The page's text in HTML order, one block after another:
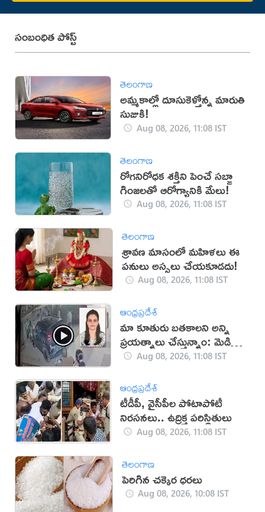
సంబంధిత పోస్ట్
తెలంగాణ
అమ్మకాల్లో దూసుకెళ్తోన్న మారుతి
సుజుకి!
Aug 08, 2026, 11:08 IST
తెలంగాణ
రోగనిరోధక శక్తిని పెంచే సబ్జా
గింజలతో ఆరోగ్యానికి మేలు!
Aug 08, 2026, 11:08 IST
తెలంగాణ
శ్రావణ మాసంలో మహిళలు ఈ
పనులు అస్సలు చేయకూడదు!
Aug 08, 2026, 11:08 IST
ఆంధ్రప్రదేశ్
మా కూతురు బతకాలని అన్ని
ప్రయత్నాలు చేస్తున్నాం: మెడికో
ప్రియాంక తండ్రి
Aug 08, 2026, 11:08 IST
ఆంధ్రప్రదేశ్
టీడీపీ, వైసీపీల పోటాపోటీ
నిరసనలు.. ఉద్రిక్త పరిస్థితులు
Aug 08, 2026, 11:08 IST
తెలంగాణ
పెరిగిన చక్కెర ధరలు
Aug 08, 2026, 10:08 IST